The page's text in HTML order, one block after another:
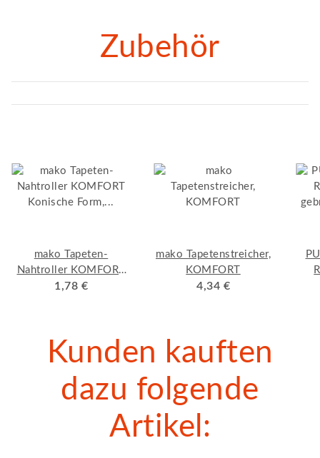
Zubehör
mako Tapeten-
Nahtroller KOMFORT
Konische Form,
1,78 €
mako Tapetenstreicher,
KOMFORT
4,34 €
Kunden kauften
dazu folgende
Artikel: